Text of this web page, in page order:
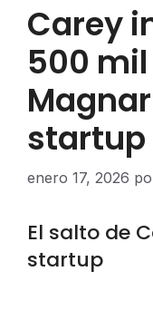
Carey
500
startup
enero 17, 2026
El salto de
startup